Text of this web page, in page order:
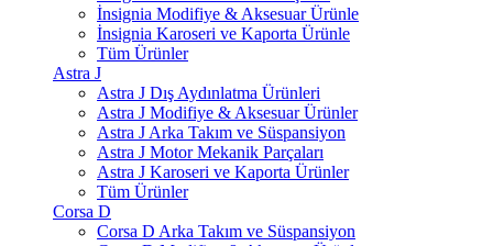
İnsignia Modifiye & Aksesuar Ürünle
İnsignia Karoseri ve Kaporta Ürünle
Tüm Ürünler
Astra J
Astra J Dış Aydınlatma Ürünleri
Astra J Modifiye & Aksesuar Ürünler
Astra J Arka Takım ve Süspansiyon
Astra J Motor Mekanik Parçaları
Astra J Karoseri ve Kaporta Ürünler
Tüm Ürünler
Corsa D
Corsa D Arka Takım ve Süspansiyon